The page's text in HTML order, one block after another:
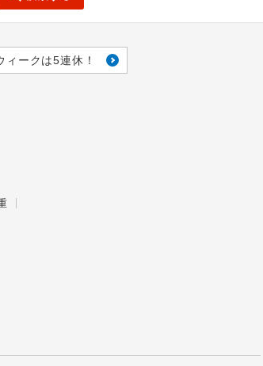
ィークは5連休！